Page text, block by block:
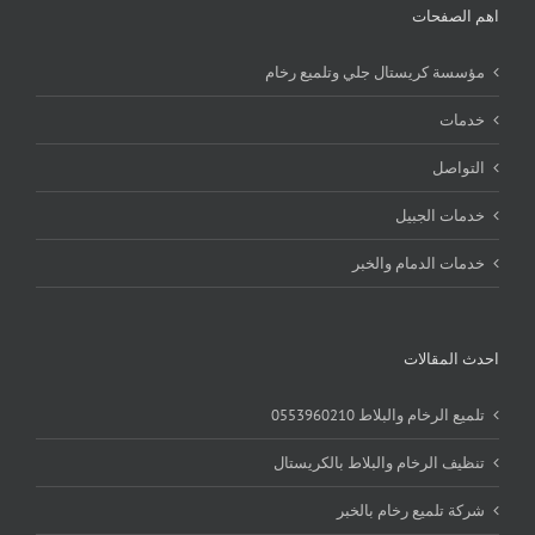
اهم الصفحات
مؤسسة كريستال جلي وتلميع رخام
خدمات
التواصل
خدمات الجبيل
خدمات الدمام والخبر
احدث المقالات
تلميع الرخام والبلاط 0553960210
تنظيف الرخام والبلاط بالكريستال
شركة تلميع رخام بالخبر